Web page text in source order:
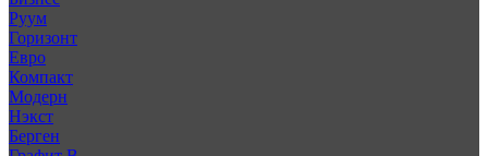
Руум
Горизонт
Евро
Компакт
Модерн
Нэкст
Берген